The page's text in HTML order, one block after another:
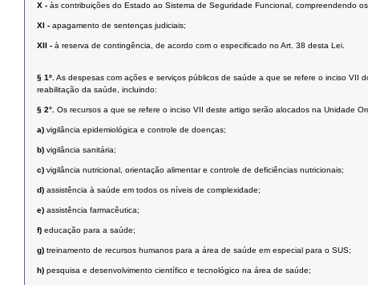
X - às contribuições do Estado ao Sistema de Seguridade Funcional, compreendendo
XI - apagamento de sentenças judiciais;
XII - à reserva de contingência, de acordo com o especificado no Art. 38 desta Lei.
§ 1º.As despesas com ações e serviços públicos de saúde a que se refere o inciso
reabilitação da saúde, incluindo:
§ 2°. Os recursos a que se refere o inciso VII deste artigo serão alocados na Unidade
a) vigilância epidemiológica e controle de doenças;
b) vigilância sanitária;
c) vigilância nutricional, orientação alimentar e controle de deficiências nutricionais;
d) assistência à saúde em todos os níveis de complexidade;
e) assistência farmacêutica;
f) educação para a saúde;
g) treinamento de recursos humanos para a área de saúde em especial para o SUS;
h) pesquisa e desenvolvimento científico e tecnológico na área de saúde;